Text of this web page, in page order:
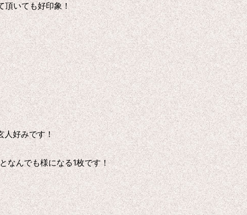
頂いても好印象！
人好みです！
なんでも様になる1枚です！